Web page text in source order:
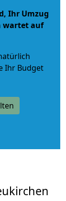
Ihr Umzug
wartet auf
Ihr Budget